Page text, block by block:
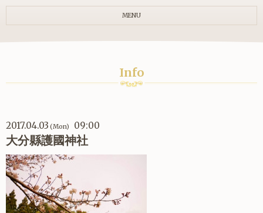
MENU
Info
2017.04.03 (Mon) 09:00
大分縣護國神社